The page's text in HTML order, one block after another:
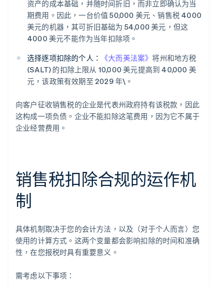
资产的成本基础，并随时间折旧，而非立即确认为当
期费用。因此，一台价值 50,000 美元、销售税 4000
美元的机器，其可折旧基础为 54,000 美元，但这
4000 美元不能作为当年扣除项。
选择逐项扣除的个人：
《大而美法案》将州和地方税
(SALT) 的扣除上限从 10,000 美元提高到 40,000 美
元，该政策有效期至 2029 年\。
向客户征收销售税的企业是代表州政府持有该税款，因此
这构成一项负债。企业不能扣除这笔费用，因为它不属于
企业经营费用。
销售税扣除合规的运作机
制
具体机制取决于您的会计方法，以及（对于个人而言）您
使用的计算方式。这两个变量都会影响扣除的时间和准确
性，在您报税时具有重要意义。
需考虑以下事项：